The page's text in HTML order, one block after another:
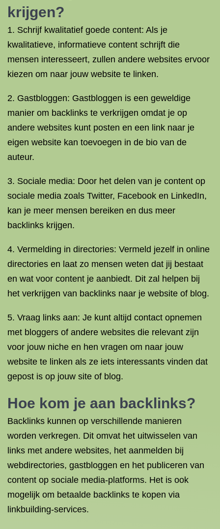
krijgen?
1. Schrijf kwalitatief goede content: Als je
kwalitatieve, informatieve content schrijft die
mensen interesseert, zullen andere websites ervoor
kiezen om naar jouw website te linken.
2. Gastbloggen: Gastbloggen is een geweldige
manier om backlinks te verkrijgen omdat je op
andere websites kunt posten en een link naar je
eigen website kan toevoegen in de bio van de
auteur.
3. Sociale media: Door het delen van je content op
sociale media zoals Twitter, Facebook en LinkedIn,
kan je meer mensen bereiken en dus meer
backlinks krijgen.
4. Vermelding in directories: Vermeld jezelf in online
directories en laat zo mensen weten dat jij bestaat
en wat voor content je aanbiedt. Dit zal helpen bij
het verkrijgen van backlinks naar je website of blog.
5. Vraag links aan: Je kunt altijd contact opnemen
met bloggers of andere websites die relevant zijn
voor jouw niche en hen vragen om naar jouw
website te linken als ze iets interessants vinden dat
gepost is op jouw site of blog.
Hoe kom je aan backlinks?
Backlinks kunnen op verschillende manieren
worden verkregen. Dit omvat het uitwisselen van
links met andere websites, het aanmelden bij
webdirectories, gastbloggen en het publiceren van
content op sociale media-platforms. Het is ook
mogelijk om betaalde backlinks te kopen via
linkbuilding-services.